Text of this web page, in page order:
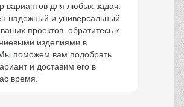
вариантов для любых задач.
надежный и универсальный
проектов, обратитесь к
изделиями в
поможем вам подобрать
и доставим его в
время.